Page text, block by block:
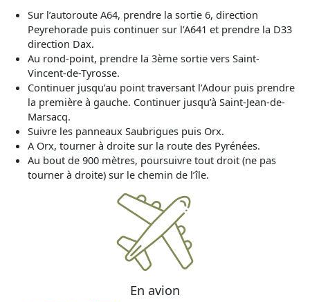
Sur l’autoroute A64, prendre la sortie 6, direction
Peyrehorade puis continuer sur l’A641 et prendre la D33
direction Dax.
Au rond-point, prendre la 3ème sortie vers Saint-
Vincent-de-Tyrosse.
Continuer jusqu’au point traversant l’Adour puis prendre
la première à gauche. Continuer jusqu’à Saint-Jean-de-
Marsacq.
Suivre les panneaux Saubrigues puis Orx.
A Orx, tourner à droite sur la route des Pyrénées.
Au bout de 900 mètres, poursuivre tout droit (ne pas
tourner à droite) sur le chemin de l’île.
En avion